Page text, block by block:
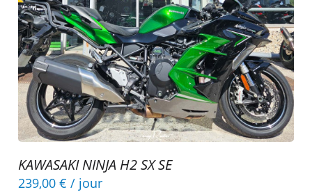
KAWASAKI NINJA H2 SX SE
239,00 € / jour